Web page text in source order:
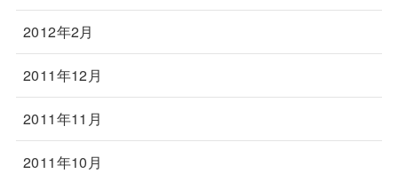
2012年2月
2011年12月
2011年11月
2011年10月